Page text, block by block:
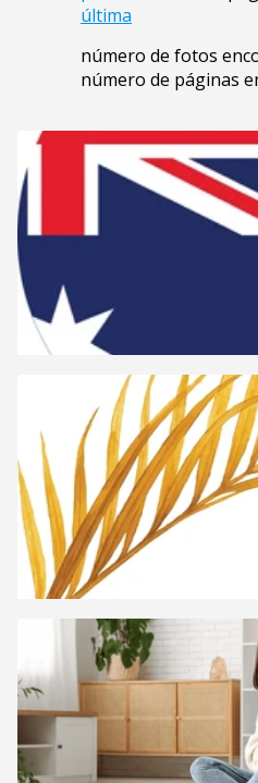
última
número de fotos
número de páginas